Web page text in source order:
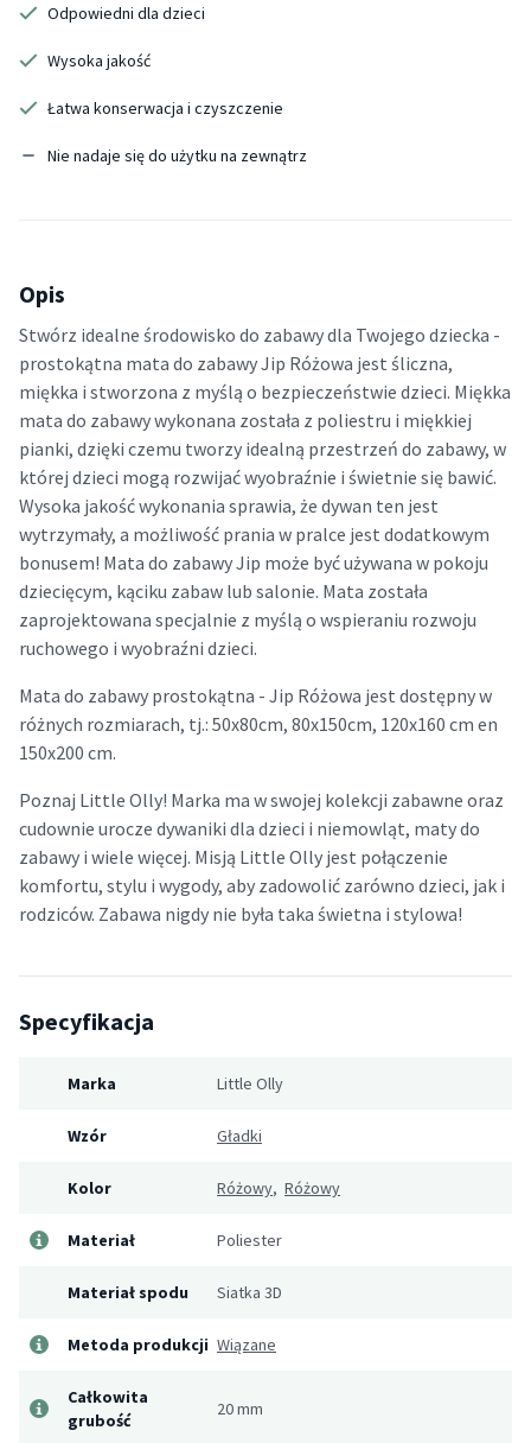
Odpowiedni dla dzieci
Wysoka jakość
Łatwa konserwacja i czyszczenie
Nie nadaje się do użytku na zewnątrz
Opis
Stwórz idealne środowisko do zabawy dla Twojego dziecka -
prostokątna mata do zabawy Jip Różowa jest śliczna,
miękka i stworzona z myślą o bezpieczeństwie dzieci. Miękka
mata do zabawy wykonana została z poliestru i miękkiej
pianki, dzięki czemu tworzy idealną przestrzeń do zabawy, w
której dzieci mogą rozwijać wyobraźnie i świetnie się bawić.
Wysoka jakość wykonania sprawia, że ​​dywan ten jest
wytrzymały, a możliwość prania w pralce jest dodatkowym
bonusem! Mata do zabawy Jip może być używana w pokoju
dziecięcym, kąciku zabaw lub salonie. Mata została
zaprojektowana specjalnie z myślą o wspieraniu rozwoju
ruchowego i wyobraźni dzieci.
Mata do zabawy prostokątna - Jip Różowa jest dostępny w
różnych rozmiarach, tj.: 50x80cm, 80x150cm, 120x160 cm en
150x200 cm.
Poznaj Little Olly! Marka ma w swojej kolekcji zabawne oraz
cudownie urocze dywaniki dla dzieci i niemowląt, maty do
zabawy i wiele więcej. Misją Little Olly jest połączenie
komfortu, stylu i wygody, aby zadowolić zarówno dzieci, jak i
rodziców. Zabawa nigdy nie była taka świetna i stylowa!
Specyfikacja
Marka Little Olly
Wzór Gładki
Kolor Różowy, Różowy
Materiał Poliester
Materiał spodu Siatka 3D
Metoda produkcji Wiązane
Całkowita
grubość
20 mm